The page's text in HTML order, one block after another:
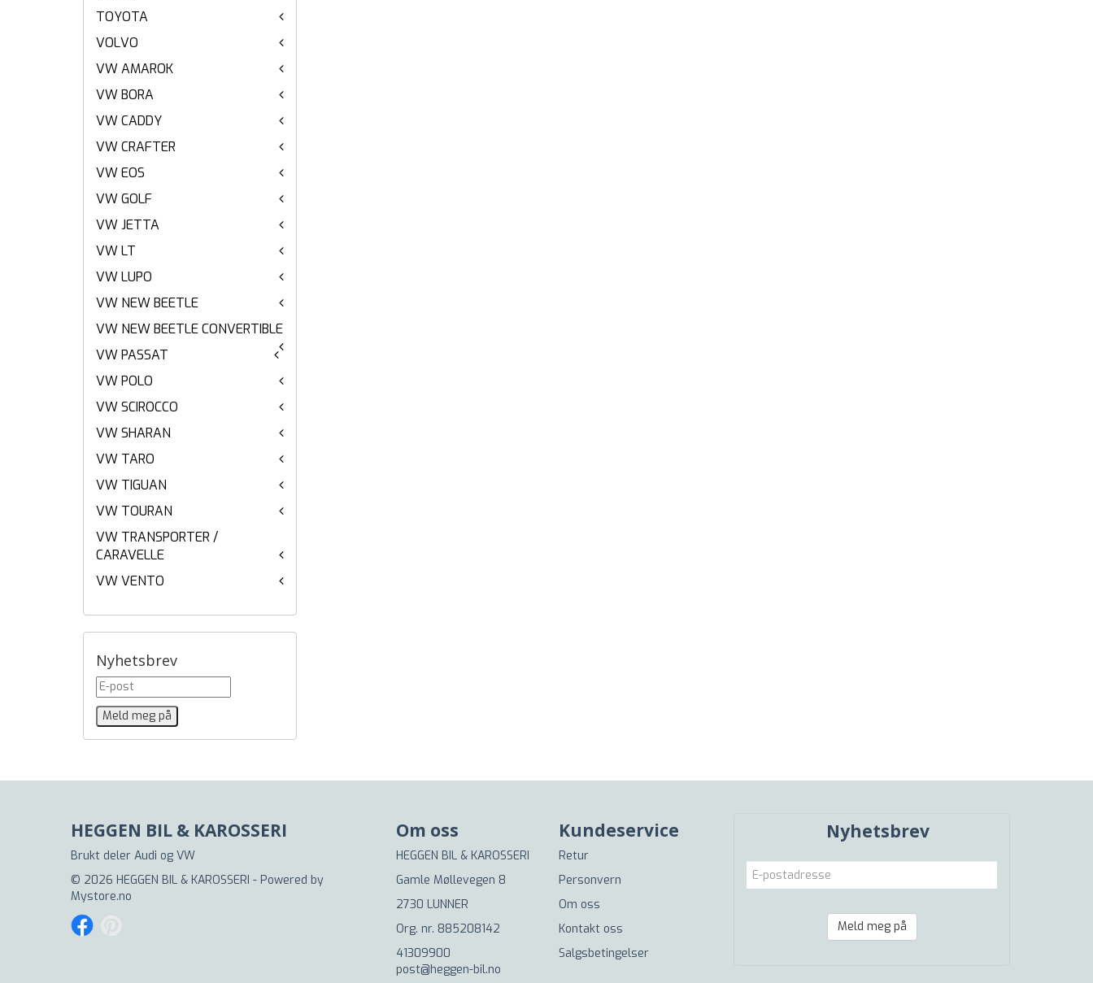
TOYOTA
VOLVO
VW AMAROK
VW BORA
VW CADDY
VW CRAFTER
VW EOS
VW GOLF
VW JETTA
VW LT
VW LUPO
VW NEW BEETLE
VW NEW BEETLE CONVERTIBLE
VW PASSAT
VW POLO
VW SCIROCCO
VW SHARAN
VW TARO
VW TIGUAN
VW TOURAN
VW TRANSPORTER /
CARAVELLE
VW VENTO
Nyhetsbrev
HEGGEN BIL & KAROSSERI
Brukt deler Audi og VW
© 2026 HEGGEN BIL & KAROSSERI - Powered by
Mystore.no
Om oss
HEGGEN BIL & KAROSSERI
Gamle Møllevegen 8
2730 LUNNER
Org. nr. 885208142
41309900
post@heggen-bil.no
Kundeservice
Retur
Personvern
Om oss
Kontakt oss
Salgsbetingelser
Nyhetsbrev
Meld meg på